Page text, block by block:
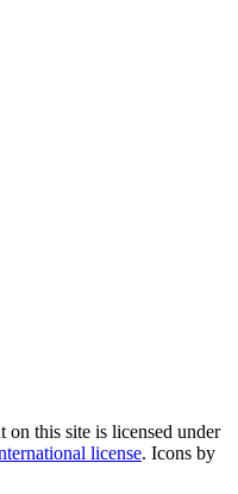
on this site is licensed under
license. Icons by